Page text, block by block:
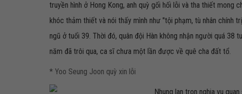
truyền hình ở Hong Kong, anh quỳ gối hối lỗi và tha thiết mong
khóc thảm thiết và nói thấy mình như "tội phạm, tù nhân chính
ngũ ở tuổi 39. Thời đó, quân đội Hàn không nhận người quá 38
năm đã trôi qua, ca sĩ chưa một lần được về quê cha đất tổ.
* Yoo Seung Joon quỳ xin lỗi